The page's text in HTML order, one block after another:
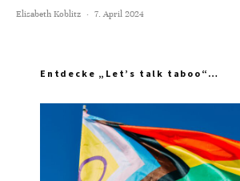
Elisabeth Koblitz · 7. April 2024
Entdecke „Let’s talk taboo“…